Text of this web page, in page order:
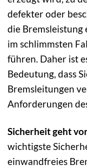
defekter oder
die
im schlimmsten
führen. Daher ist
Bedeutung, dass
Bremsleitungen
Anforderungen
Sicherheit geht
wichtigste
einwandfreies